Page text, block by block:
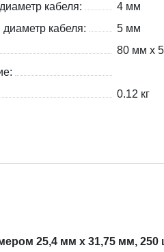
кабеля:
4 мм
кабеля:
5 мм
80 мм x
0.12 кг
25,4 мм х 31,75 мм, 250